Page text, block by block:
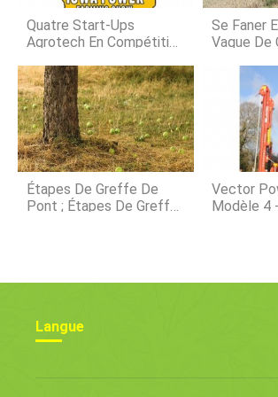
hydroponique
principe que tant
fournir ce dont ils on
Quatre Start-Ups
Agrotech En Compétition
Show
Se Faner
Vague De
Unis Du
Blé,
Étapes De Greffe De
Pont ; Étapes De Greffe
Vector
Modèle 4
Langue